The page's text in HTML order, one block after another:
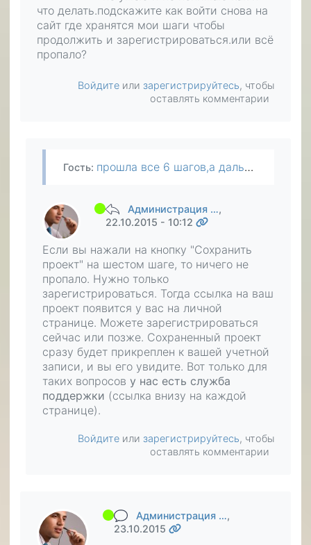
что делать.подскажите как войти снова на
сайт где хранятся мои шаги чтобы
продолжить и зарегистрироваться.или всё
пропало?
Войдите или зарегистрируйтесь, чтобы
оставлять комментарии
Гость: прошла все 6 шагов,а дальше не умею и не понимаю как и что делать.подскажите как войти снова на сайт где хранятся мои шаги чтобы продолжить и зарегистрироваться.или всё пропало?
Администрация …,
22.10.2015 - 10:12
Если вы нажали на кнопку "Сохранить
проект" на шестом шаге, то ничего не
пропало. Нужно только
зарегистрироваться. Тогда ссылка на ваш
проект появится у вас на личной
странице. Можете зарегистрироваться
сейчас или позже. Сохраненный проект
сразу будет прикреплен к вашей учетной
записи, и вы его увидите. Вот только для
таких вопросов у нас есть служба
поддержки (ссылка внизу на каждой
странице).
Войдите или зарегистрируйтесь, чтобы
оставлять комментарии
Администрация …,
23.10.2015